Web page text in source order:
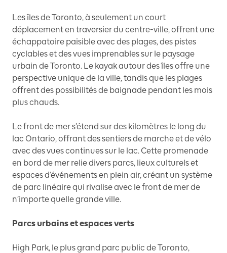
Les îles de Toronto, à seulement un court
déplacement en traversier du centre-ville, offrent une
échappatoire paisible avec des plages, des pistes
cyclables et des vues imprenables sur le paysage
urbain de Toronto. Le kayak autour des îles offre une
perspective unique de la ville, tandis que les plages
offrent des possibilités de baignade pendant les mois
plus chauds.
Le front de mer s’étend sur des kilomètres le long du
lac Ontario, offrant des sentiers de marche et de vélo
avec des vues continues sur le lac. Cette promenade
en bord de mer relie divers parcs, lieux culturels et
espaces d’événements en plein air, créant un système
de parc linéaire qui rivalise avec le front de mer de
n’importe quelle grande ville.
Parcs urbains et espaces verts
High Park, le plus grand parc public de Toronto,